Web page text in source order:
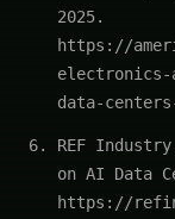
2025.
https://
electronics-
data-
REF
on AI Data
https://